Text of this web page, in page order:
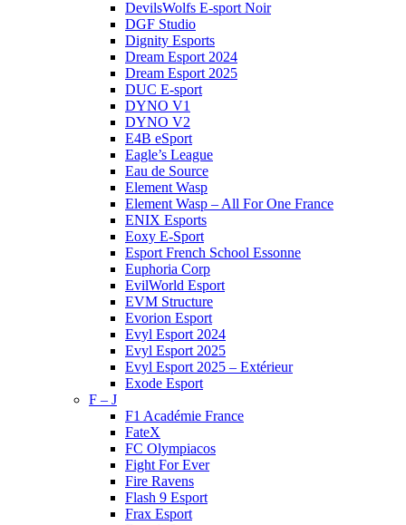
DevilsWolfs E-sport Noir
DGF Studio
Dignity Esports
Dream Esport 2024
Dream Esport 2025
DUC E-sport
DYNO V1
DYNO V2
E4B eSport
Eagle’s League
Eau de Source
Element Wasp
Element Wasp – All For One France
ENIX Esports
Eoxy E-Sport
Esport French School Essonne
Euphoria Corp
EvilWorld Esport
EVM Structure
Evorion Esport
Evyl Esport 2024
Evyl Esport 2025
Evyl Esport 2025 – Extérieur
Exode Esport
F – J
F1 Académie France
FateX
FC Olympiacos
Fight For Ever
Fire Ravens
Flash 9 Esport
Frax Esport